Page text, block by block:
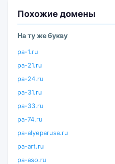
Похожие домены
На ту же букву
pa-1.ru
pa-21.ru
pa-24.ru
pa-31.ru
pa-33.ru
pa-74.ru
pa-alyeparusa.ru
pa-art.ru
pa-aso.ru